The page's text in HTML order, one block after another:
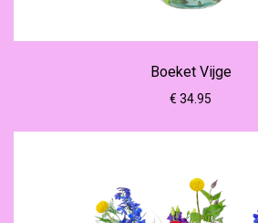
Boeket Vijge
€ 34.95